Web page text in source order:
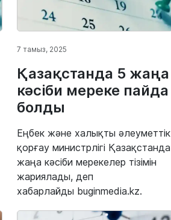
7 тамыз, 2025
Қазақстанда 5 жаңа
кәсіби мереке пайда
болды
Еңбек және халықты әлеуметтік
қорғау министрлігі Қазақстанда
жаңа кәсіби мерекелер тізімін
жариялады, деп
хабарлайды buginmedia.kz.